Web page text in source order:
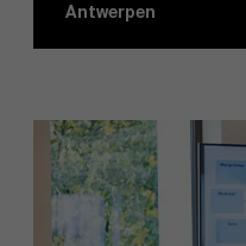
Antwerpen